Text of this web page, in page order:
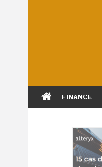
FINANCE